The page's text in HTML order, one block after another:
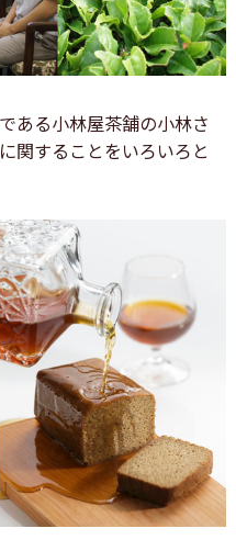
ある小林屋茶舗の小林さ
関することをいろいろと